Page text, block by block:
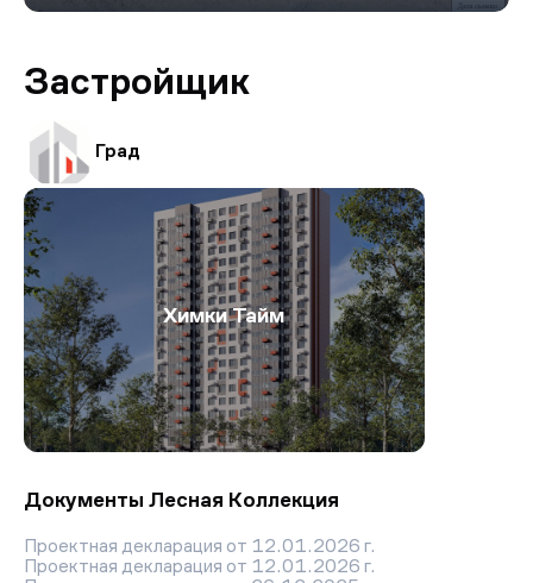
Застройщик
Град
Химки Тайм
Документы Лесная Коллекция
Проектная декларация от 12.01.2026 г.
Проектная декларация от 12.01.2026 г.